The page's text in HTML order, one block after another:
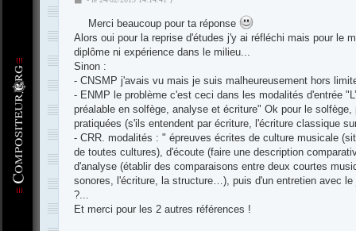
s
g
e
Merci beaucoup pour ta réponse
Alors oui pour la reprise d'études j'y ai réfléchi mais pour le
diplôme ni expérience dans le milieu...
Sinon :
- CNSMP j'avais vu mais je suis malheureusement hors
- ENMP le problème c'est ceci dans les modalités d'entrée
préalable en solfège, analyse et écriture" Ok pour le
pratiquées (s'ils entendent par écriture, l'écriture classique
- CRR. modalités : " épreuves écrites de culture musicale
de toutes cultures), d'écoute (faire une description
d'analyse (établir des comparaisons entre deux courtes
sonores, l'écriture, la structure…), puis d'un entretien avec
?...
Et merci pour les 2 autres références !